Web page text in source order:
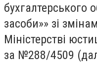
бухгалтерського
засоби»» зі
Міністерстві
за №288/4509